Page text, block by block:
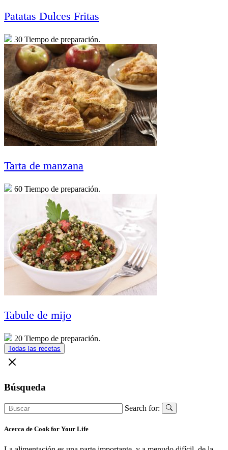
Patatas Dulces Fritas
30 Tiempo de preparación.
Tarta de manzana
60 Tiempo de preparación.
Tabule de mijo
20 Tiempo de preparación.
Todas las recetas
Búsqueda
Search for:
Acerca de Cook for Your Life